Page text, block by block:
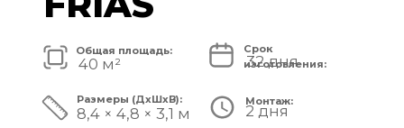
5 820 000 ₽
СМОТРЕТЬ ПРОЕКТ